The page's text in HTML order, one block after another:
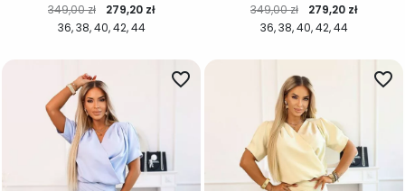
36 38 40 42 44
Cena regularna
349,00 zł Cena
279,20 zł
36 38 40 42 44
Cena regularna
349,00 zł Cena
279,20 zł
favorite_border favorite_border